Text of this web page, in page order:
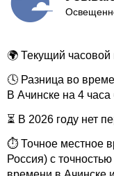
🌍 Текущий
🕓 Разница во
В Ачинске на 4
⏳ В 2026 году нет
⏱ Точное местное
Россия) с